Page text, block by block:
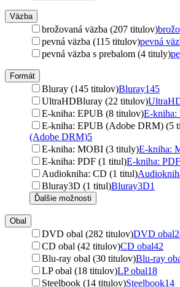
Väzba
brožovaná väzba (207 titulov)
pevná väzba (115 titulov)pevná
pevná väzba s prebalom (4 tituly)
Formát
Bluray (145 titulov)Bluray145
UltraHDBluray (22 titulov)
E-kniha: EPUB (8 titulov)E-kniha:
E-kniha: EPUB (Adobe DRM) (5
(Adobe DRM)5
E-kniha: MOBI (3 tituly)E-kniha:
E-kniha: PDF (1 titul)E-kniha: PDF
Audiokniha: CD (1 titul)
Bluray3D (1 titul)Bluray3D1
Ďalšie možnosti
Obal
DVD obal (282 titulov)DVD obal
CD obal (42 titulov)CD obal42
Blu-ray obal (30 titulov)Blu-ray
LP obal (18 titulov)LP obal18
Steelbook (14 titulov)Steelbook14